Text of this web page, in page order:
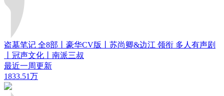
盗墓笔记 全8部丨豪华CV版丨苏尚卿&边江 领衔 多人有声剧
丨冠声文化丨南派三叔
最近一周更新
1833.51万